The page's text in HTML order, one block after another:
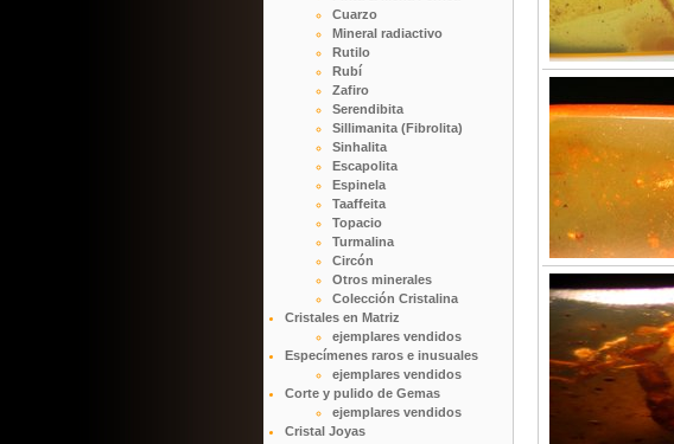
Cuarzo
Mineral radiactivo
Rutilo
Rubí
Zafiro
Serendibita
Sillimanita (Fibrolita)
Sinhalita
Escapolita
Espinela
Taaffeita
Topacio
Turmalina
Circón
Otros minerales
Colección Cristalina
Cristales en Matriz
ejemplares vendidos
Especímenes raros e inusuales
ejemplares vendidos
Corte y pulido de Gemas
ejemplares vendidos
Cristal Joyas